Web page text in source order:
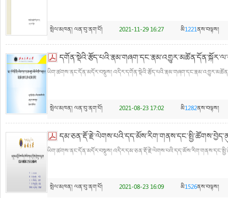
སྤེལ་མཁན། ལན་བུ་ནག་པོ། 2021-11-29 16:27 མི1221ནས་བལྟས།
ཡིག་ཚགས་ནང་དོན་མདོར་བསྡུས།
སྤེལ་མཁན། ལན་བུ་ནག་པོ། 2021-08-23 17:02 མི1282ནས་བལྟས།
ཡིག་ཚགས་ནང་དོན་མདོར་བསྡུས།
སྤེལ་མཁན། ལན་བུ་ནག་པོ། 2021-08-23 16:09 མི1526ནས་བལྟས།